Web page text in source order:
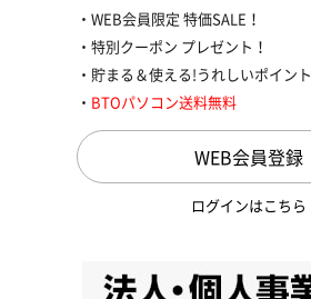
WEB会員限定 特価SALE！
特別クーポン プレゼント！
貯まる＆使える!うれしいポイント
BTOパソコン送料無料
WEB会員登録
ログインはこちら